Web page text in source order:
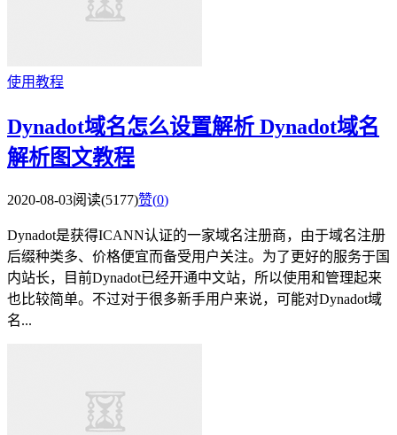
使用教程
Dynadot域名怎么设置解析 Dynadot域名
解析图文教程
2020-08-03阅读(5177)赞(0)
Dynadot是获得ICANN认证的一家域名注册商，由于域名注册
后缀种类多、价格便宜而备受用户关注。为了更好的服务于国
内站长，目前Dynadot已经开通中文站，所以使用和管理起来
也比较简单。不过对于很多新手用户来说，可能对Dynadot域
名...